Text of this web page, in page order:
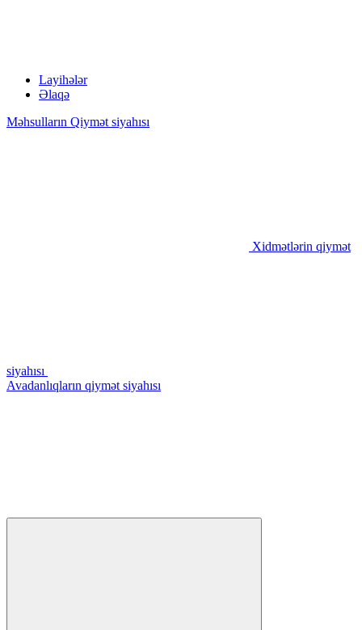
Layihələr
Əlaqə
Məhsulların Qiymət siyahısı
Xidmətlərin qiymət
siyahısı
Avadanlıqların qiymət siyahısı